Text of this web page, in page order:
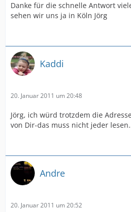
Danke für die schnelle Antwort
sehen wir uns ja in Köln Jörg
Kaddi
20. Januar 2011 um 20:48
Jörg, ich würd trotzdem die
von Dir-das muss nicht jeder
Andre
20. Januar 2011 um 20:52